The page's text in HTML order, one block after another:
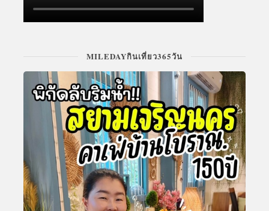
MILEDAYกินเที่ยว365วัน